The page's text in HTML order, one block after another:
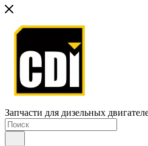
Запчасти для дизельных